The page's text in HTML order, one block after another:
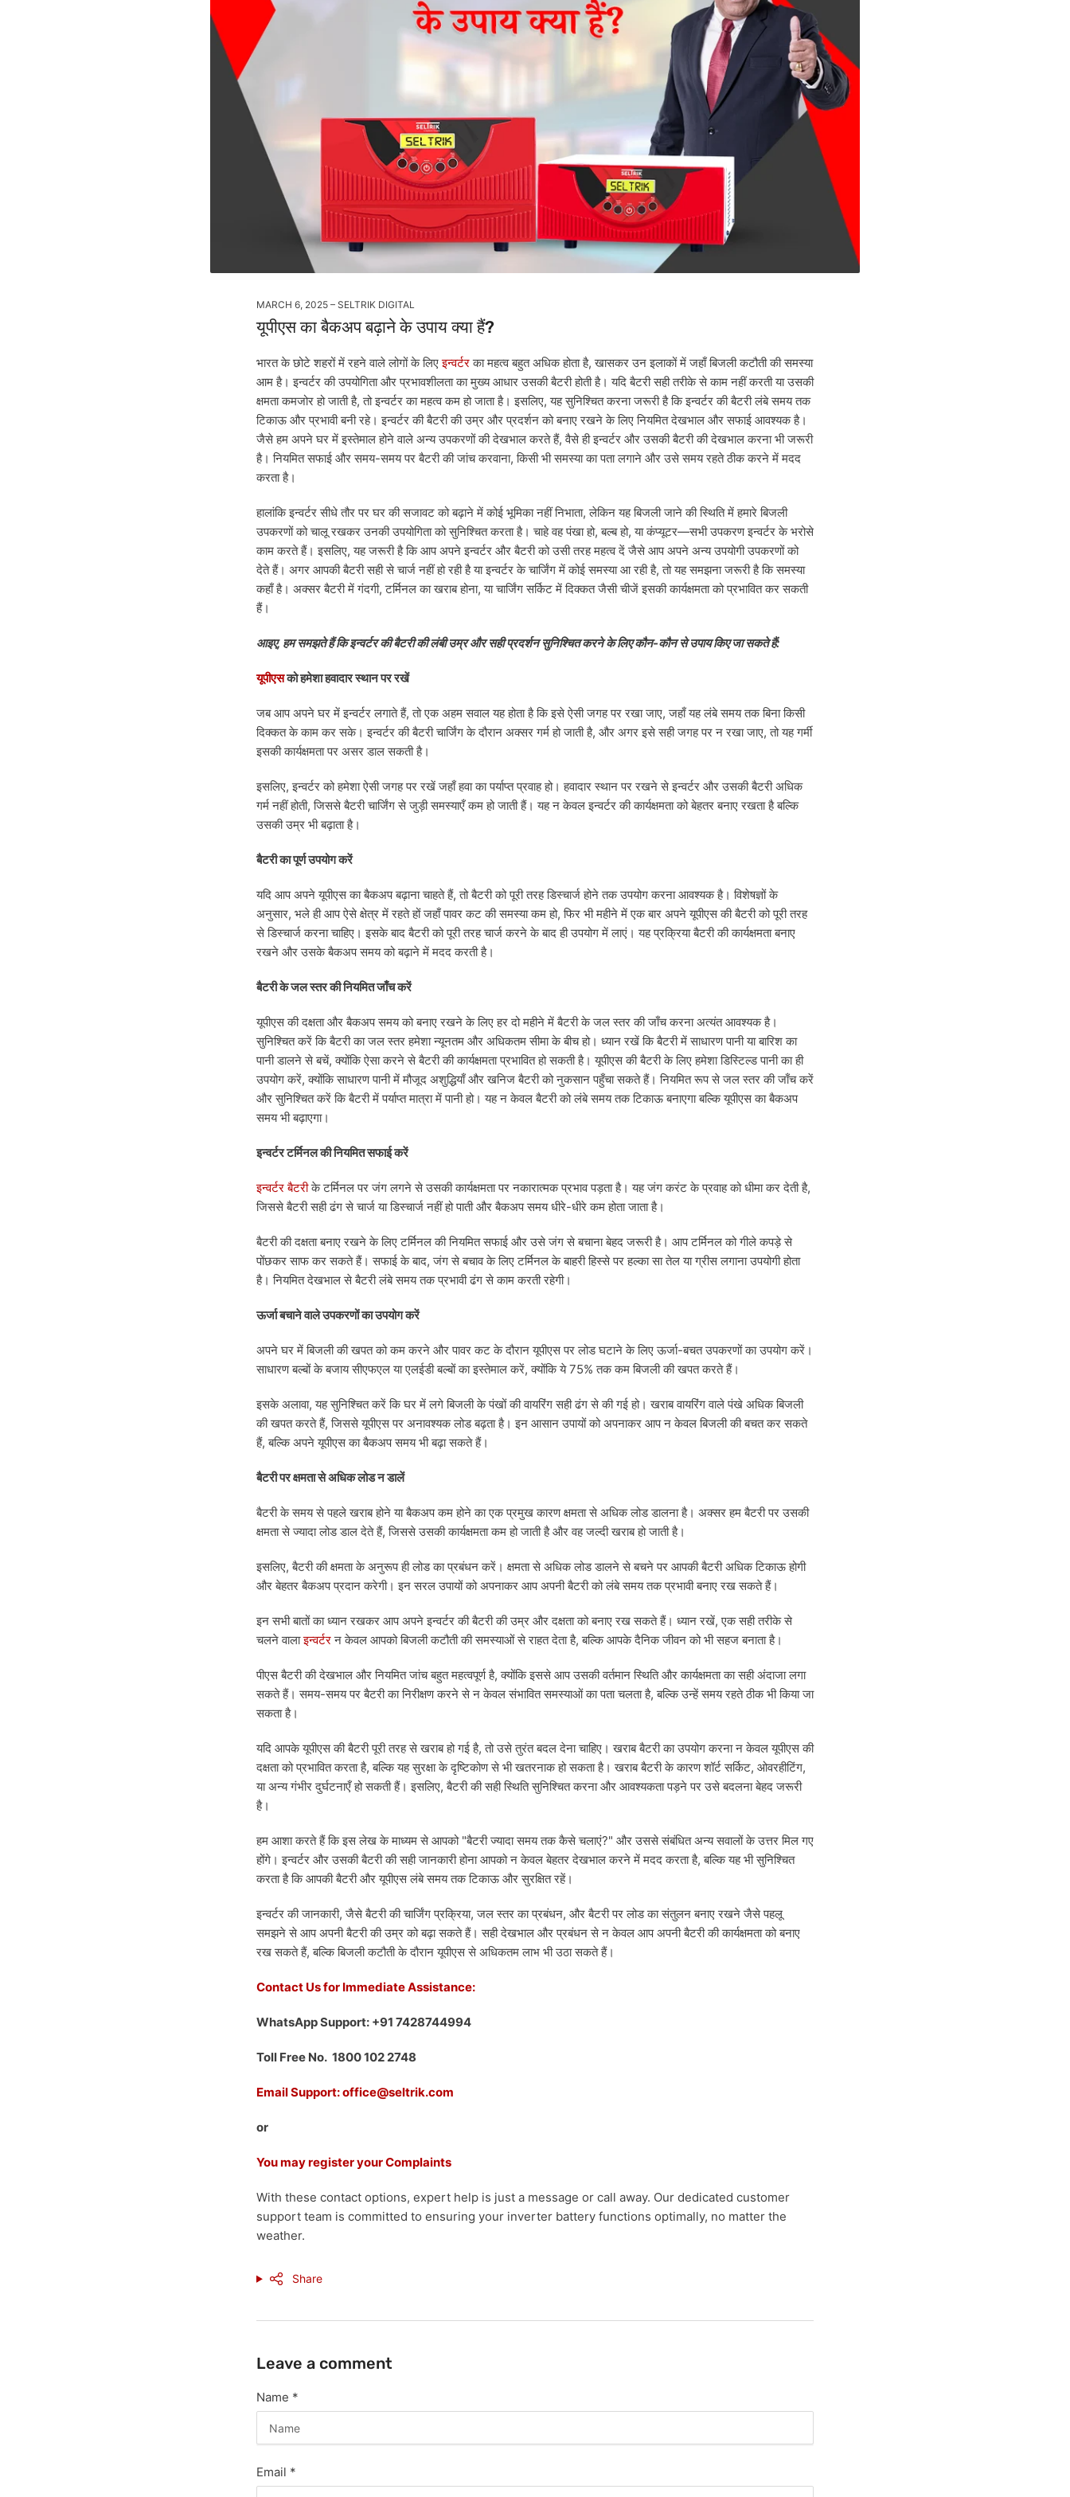
MARCH 6, 2025 SELTRIK DIGITAL
यूपीएस का बैकअप बढ़ाने के उपाय क्या हैं?
भारत के छोटे शहरों में रहने वाले लोगों के लिएइन्वर्टरका महत्व बहुत अधिक होता है, खासकर उन इलाकों में जहाँ बिजली कटौती की समस्या
आम है। इन्वर्टर की उपयोगिता और प्रभावशीलता का मुख्य आधार उसकी बैटरी होती है। यदि बैटरी सही तरीके से काम नहीं करती या उसकी
क्षमता कमजोर हो जाती है, तो इन्वर्टर का महत्व कम हो जाता है। इसलिए, यह सुनिश्चित करना जरूरी है कि इन्वर्टर की बैटरी लंबे समय तक
टिकाऊ और प्रभावी बनी रहे। इन्वर्टर की बैटरी की उम्र और प्रदर्शन को बनाए रखने के लिए नियमित देखभाल और सफाई आवश्यक है।
जैसे हम अपने घर में इस्तेमाल होने वाले अन्य उपकरणों की देखभाल करते हैं, वैसे ही इन्वर्टर और उसकी बैटरी की देखभाल करना भी जरूरी
है। नियमित सफाई और समय-समय पर बैटरी की जांच करवाना, किसी भी समस्या का पता लगाने और उसे समय रहते ठीक करने में मदद
करता है।
हालांकि इन्वर्टर सीधे तौर पर घर की सजावट को बढ़ाने में कोई भूमिका नहीं निभाता, लेकिन यह बिजली जाने की स्थिति में हमारे बिजली
उपकरणों को चालू रखकर उनकी उपयोगिता को सुनिश्चित करता है। चाहे वह पंखा हो, बल्ब हो, या कंप्यूटर—सभी उपकरण इन्वर्टर के भरोसे
काम करते हैं। इसलिए, यह जरूरी है कि आप अपने इन्वर्टर और बैटरी को उसी तरह महत्व दें जैसे आप अपने अन्य उपयोगी उपकरणों को
देते हैं। अगर आपकी बैटरी सही से चार्ज नहीं हो रही है या इन्वर्टर के चार्जिंग में कोई समस्या आ रही है, तो यह समझना जरूरी है कि समस्या
कहाँ है। अक्सर बैटरी में गंदगी, टर्मिनल का खराब होना, या चार्जिंग सर्किट में दिक्कत जैसी चीजें इसकी कार्यक्षमता को प्रभावित कर सकती
हैं।
आइए, हम समझते हैं कि इन्वर्टर की बैटरी की लंबी उम्र और सही प्रदर्शन सुनिश्चित करने के लिए कौन-कौन से उपाय किए जा सकते हैं:
यूपीएसको हमेशा हवादार स्थान पर रखें
जब आप अपने घर में इन्वर्टर लगाते हैं, तो एक अहम सवाल यह होता है कि इसे ऐसी जगह पर रखा जाए, जहाँ यह लंबे समय तक बिना किसी
दिक्कत के काम कर सके। इन्वर्टर की बैटरी चार्जिंग के दौरान अक्सर गर्म हो जाती है, और अगर इसे सही जगह पर न रखा जाए, तो यह गर्मी
इसकी कार्यक्षमता पर असर डाल सकती है।
इसलिए, इन्वर्टर को हमेशा ऐसी जगह पर रखें जहाँ हवा का पर्याप्त प्रवाह हो। हवादार स्थान पर रखने से इन्वर्टर और उसकी बैटरी अधिक
गर्म नहीं होती, जिससे बैटरी चार्जिंग से जुड़ी समस्याएँ कम हो जाती हैं। यह न केवल इन्वर्टर की कार्यक्षमता को बेहतर बनाए रखता है बल्कि
उसकी उम्र भी बढ़ाता है।
बैटरी का पूर्ण उपयोग करें
यदि आप अपने यूपीएस का बैकअप बढ़ाना चाहते हैं, तो बैटरी को पूरी तरह डिस्चार्ज होने तक उपयोग करना आवश्यक है। विशेषज्ञों के
अनुसार, भले ही आप ऐसे क्षेत्र में रहते हों जहाँ पावर कट की समस्या कम हो, फिर भी महीने में एक बार अपने यूपीएस की बैटरी को पूरी तरह
से डिस्चार्ज करना चाहिए। इसके बाद बैटरी को पूरी तरह चार्ज करने के बाद ही उपयोग में लाएं। यह प्रक्रिया बैटरी की कार्यक्षमता बनाए
रखने और उसके बैकअप समय को बढ़ाने में मदद करती है।
बैटरी के जल स्तर की नियमित जाँच करें
यूपीएस की दक्षता और बैकअप समय को बनाए रखने के लिए हर दो महीने में बैटरी के जल स्तर की जाँच करना अत्यंत आवश्यक है।
सुनिश्चित करें कि बैटरी का जल स्तर हमेशा न्यूनतम और अधिकतम सीमा के बीच हो। ध्यान रखें कि बैटरी में साधारण पानी या बारिश का
पानी डालने से बचें, क्योंकि ऐसा करने से बैटरी की कार्यक्षमता प्रभावित हो सकती है। यूपीएस की बैटरी के लिए हमेशा डिस्टिल्ड पानी का ही
उपयोग करें, क्योंकि साधारण पानी में मौजूद अशुद्धियाँ और खनिज बैटरी को नुकसान पहुँचा सकते हैं। नियमित रूप से जल स्तर की जाँच करें
और सुनिश्चित करें कि बैटरी में पर्याप्त मात्रा में पानी हो। यह न केवल बैटरी को लंबे समय तक टिकाऊ बनाएगा बल्कि यूपीएस का बैकअप
समय भी बढ़ाएगा।
इन्वर्टर टर्मिनल की नियमित सफाई करें
इन्वर्टर बैटरीके टर्मिनल पर जंग लगने से उसकी कार्यक्षमता पर नकारात्मक प्रभाव पड़ता है। यह जंग करंट के प्रवाह को धीमा कर देती है,
जिससे बैटरी सही ढंग से चार्ज या डिस्चार्ज नहीं हो पाती और बैकअप समय धीरे-धीरे कम होता जाता है।
बैटरी की दक्षता बनाए रखने के लिए टर्मिनल की नियमित सफाई और उसे जंग से बचाना बेहद जरूरी है। आप टर्मिनल को गीले कपड़े से
पोंछकर साफ कर सकते हैं। सफाई के बाद, जंग से बचाव के लिए टर्मिनल के बाहरी हिस्से पर हल्का सा तेल या ग्रीस लगाना उपयोगी होता
है। नियमित देखभाल से बैटरी लंबे समय तक प्रभावी ढंग से काम करती रहेगी।
ऊर्जा बचाने वाले उपकरणों का उपयोग करें
अपने घर में बिजली की खपत को कम करने और पावर कट के दौरान यूपीएस पर लोड घटाने के लिए ऊर्जा-बचत उपकरणों का उपयोग करें।
साधारण बल्बों के बजाय सीएफएल या एलईडी बल्बों का इस्तेमाल करें, क्योंकि ये 75% तक कम बिजली की खपत करते हैं।
इसके अलावा, यह सुनिश्चित करें कि घर में लगे बिजली के पंखों की वायरिंग सही ढंग से की गई हो। खराब वायरिंग वाले पंखे अधिक बिजली
की खपत करते हैं, जिससे यूपीएस पर अनावश्यक लोड बढ़ता है। इन आसान उपायों को अपनाकर आप न केवल बिजली की बचत कर सकते
हैं, बल्कि अपने यूपीएस का बैकअप समय भी बढ़ा सकते हैं।
बैटरी पर क्षमता से अधिक लोड न डालें
बैटरी के समय से पहले खराब होने या बैकअप कम होने का एक प्रमुख कारण क्षमता से अधिक लोड डालना है। अक्सर हम बैटरी पर उसकी
क्षमता से ज्यादा लोड डाल देते हैं, जिससे उसकी कार्यक्षमता कम हो जाती है और वह जल्दी खराब हो जाती है।
इसलिए, बैटरी की क्षमता के अनुरूप ही लोड का प्रबंधन करें। क्षमता से अधिक लोड डालने से बचने पर आपकी बैटरी अधिक टिकाऊ होगी
और बेहतर बैकअप प्रदान करेगी। इन सरल उपायों को अपनाकर आप अपनी बैटरी को लंबे समय तक प्रभावी बनाए रख सकते हैं।
इन सभी बातों का ध्यान रखकर आप अपने इन्वर्टर की बैटरी की उम्र और दक्षता को बनाए रख सकते हैं। ध्यान रखें, एक सही तरीके से
चलने वालाइन्वर्टरन केवल आपको बिजली कटौती की समस्याओं से राहत देता है, बल्कि आपके दैनिक जीवन को भी सहज बनाता है।
पीएस बैटरी की देखभाल और नियमित जांच बहुत महत्वपूर्ण है, क्योंकि इससे आप उसकी वर्तमान स्थिति और कार्यक्षमता का सही अंदाजा लगा
सकते हैं। समय-समय पर बैटरी का निरीक्षण करने से न केवल संभावित समस्याओं का पता चलता है, बल्कि उन्हें समय रहते ठीक भी किया जा
सकता है।
यदि आपके यूपीएस की बैटरी पूरी तरह से खराब हो गई है, तो उसे तुरंत बदल देना चाहिए। खराब बैटरी का उपयोग करना न केवल यूपीएस की
दक्षता को प्रभावित करता है, बल्कि यह सुरक्षा के दृष्टिकोण से भी खतरनाक हो सकता है। खराब बैटरी के कारण शॉर्ट सर्किट, ओवरहीटिंग,
या अन्य गंभीर दुर्घटनाएँ हो सकती हैं। इसलिए, बैटरी की सही स्थिति सुनिश्चित करना और आवश्यकता पड़ने पर उसे बदलना बेहद जरूरी
है।
हम आशा करते हैं कि इस लेख के माध्यम से आपको "बैटरी ज्यादा समय तक कैसे चलाएं?" और उससे संबंधित अन्य सवालों के उत्तर मिल गए
होंगे। इन्वर्टर और उसकी बैटरी की सही जानकारी होना आपको न केवल बेहतर देखभाल करने में मदद करता है, बल्कि यह भी सुनिश्चित
करता है कि आपकी बैटरी और यूपीएस लंबे समय तक टिकाऊ और सुरक्षित रहें।
इन्वर्टर की जानकारी, जैसे बैटरी की चार्जिंग प्रक्रिया, जल स्तर का प्रबंधन, और बैटरी पर लोड का संतुलन बनाए रखने जैसे पहलू
समझने से आप अपनी बैटरी की उम्र को बढ़ा सकते हैं। सही देखभाल और प्रबंधन से न केवल आप अपनी बैटरी की कार्यक्षमता को बनाए
रख सकते हैं, बल्कि बिजली कटौती के दौरान यूपीएस से अधिकतम लाभ भी उठा सकते हैं।
Contact Us for Immediate Assistance:
WhatsApp Support: +91 7428744994
Toll Free No. 1800 102 2748
Email Support: office@seltrik.com
or
You may register your Complaints
With these contact options, expert help is just a message or call away. Our dedicated customer
support team is committed to ensuring your inverter battery functions optimally, no matter the
weather.
Share
Leave a comment
Name *
Email *